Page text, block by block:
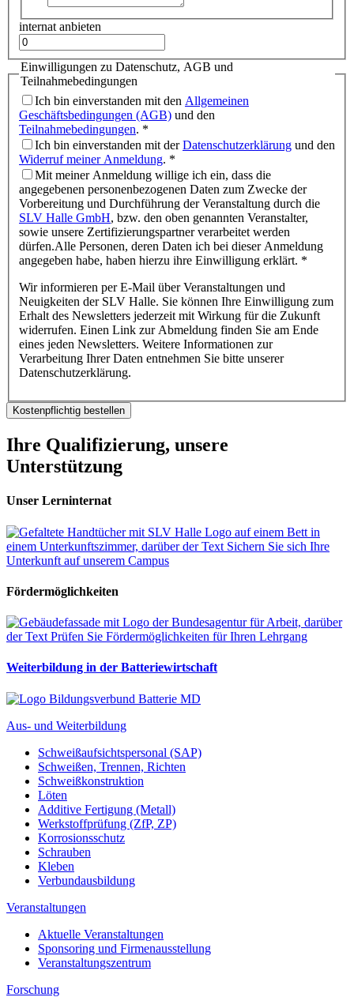
internat anbieten
Einwilligungen zu Datenschutz, AGB und
Teilnahmebedingungen
Ich bin einverstanden mit den Allgemeinen
Geschäftsbedingungen (AGB) und den
Teilnahmebedingungen. *
Ich bin einverstanden mit derDatenschutzerklärung und den
Widerruf meiner Anmeldung. *
Mit meiner Anmeldung willige ich ein, dass die
angegebenen personenbezogenen Daten zum Zwecke der
Vorbereitung und Durchführung der Veranstaltung durch die
SLV Halle GmbH, bzw. den oben genannten Veranstalter,
sowie unsere Zertifizierungspartner verarbeitet werden
dürfen.Alle Personen, deren Daten ich bei dieser Anmeldung
angegeben habe, haben hierzu ihre Einwilligung erklärt. *
Wir informieren per E-Mail über Veranstaltungen und
Neuigkeiten der SLV Halle. Sie können Ihre Einwilligung zum
Erhalt des Newsletters jederzeit mit Wirkung für die Zukunft
widerrufen. Einen Link zur Abmeldung finden Sie am Ende
eines jeden Newsletters. Weitere Informationen zur
Verarbeitung Ihrer Daten entnehmen Sie bitte unserer
Datenschutzerklärung.
Kostenpflichtig bestellen
Ihre Qualifizierung, unsere
Unterstützung
Unser Lerninternat
Fördermöglichkeiten
Weiterbildung in der Batteriewirtschaft
Aus- und Weiterbildung
Schweißaufsichtspersonal (SAP)
Schweißen, Trennen, Richten
Schweißkonstruktion
Löten
Additive Fertigung (Metall)
Werkstoffprüfung (ZfP, ZP)
Korrosionsschutz
Schrauben
Kleben
Verbundausbildung
Veranstaltungen
Aktuelle Veranstaltungen
Sponsoring und Firmenausstellung
Veranstaltungszentrum
Forschung